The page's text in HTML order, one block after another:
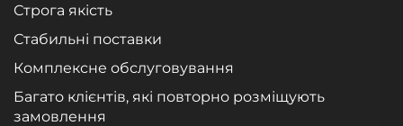
Строга якість
Стабильні поставки
Комплексне обслуговування
Багато клієнтів, які повторно розміщують
замовлення